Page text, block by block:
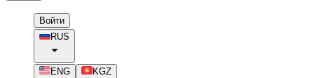
Войти
RUS
ENG KGZ